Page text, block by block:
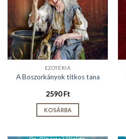
EZOTÉRIA
A Boszorkányok titkos tana
2590Ft
KOSÁRBA